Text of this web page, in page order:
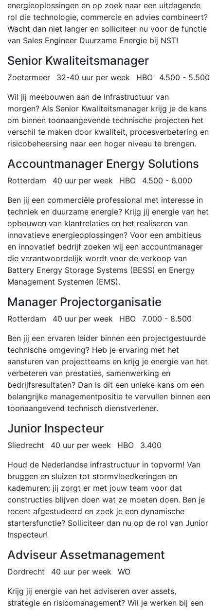
energieoplossingen en op zoek naar een uitdagende
rol die technologie, commercie en advies combineert?
Wacht dan niet langer en solliciteer nu voor de functie
van Sales Engineer Duurzame Energie bij NST!
Senior Kwaliteitsmanager
Zoetermeer 32-40 uur per week HBO
4.500 - 5.500
Wil jij meebouwen aan de infrastructuur van
morgen? Als Senior Kwaliteitsmanager krijg je de kans
om binnen toonaangevende technische projecten het
verschil te maken door kwaliteit, procesverbetering en
risicobeheersing naar een hoger niveau te brengen.
Accountmanager Energy Solutions
Rotterdam 40 uur per week HBO
4.500 - 6.000
Ben jij een commerciële professional met interesse in
techniek en duurzame energie? Krijg jij energie van het
opbouwen van klantrelaties en het realiseren van
innovatieve energieoplossingen? Voor een ambitieus
en innovatief bedrijf zoeken wij een accountmanager
die verantwoordelijk wordt voor de verkoop van
Battery Energy Storage Systems (BESS) en Energy
Management Systemen (EMS).
Manager Projectorganisatie
Rotterdam 40 uur per week HBO
7.000 - 8.500
Ben jij een ervaren leider binnen een projectgestuurde
technische omgeving? Heb je ervaring met het
aansturen van projectteams en krijg je energie van het
verbeteren van prestaties, samenwerking en
bedrijfsresultaten? Dan is dit een unieke kans om een
belangrijke managementpositie te vervullen binnen een
toonaangevend technisch dienstverlener.
Junior Inspecteur
Sliedrecht 40 uur per week HBO
3.400
Houd de Nederlandse infrastructuur in topvorm! Van
bruggen en sluizen tot stormvloedkeringen en
kademuren: jij zorgt er met jouw team voor dat
constructies blijven doen wat ze moeten doen. Ben je
recent afgestudeerd en zoek je een dynamische
startersfunctie? Solliciteer dan nu op de rol van Junior
Inspecteur!
Adviseur Assetmanagement
Dordrecht 40 uur per week
WO
Krijg jij energie van het adviseren over assets,
strategie en risicomanagement? Wil je werken bij een